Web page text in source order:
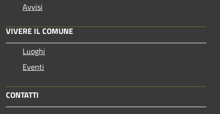
Avvisi
VIVERE IL COMUNE
Luoghi
Eventi
CONTATTI